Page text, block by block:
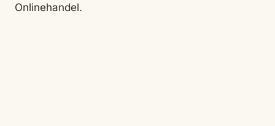
Onlinehandel.